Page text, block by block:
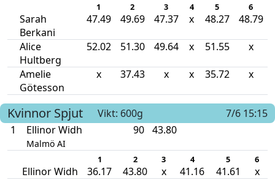
1 2 3 4 5 6
Sarah
Berkani
47.49 49.69 47.37 x 48.27 48.79
Alice
Hultberg
52.02 51.30 49.64 x 51.55 x
Amelie
Götesson
x 37.43 x x 35.72 x
Kvinnor Spjut Vikt: 600g
7/6 15:15
1
Ellinor Widh
Malmö AI
90 43.80
1 2 3 4 5 6
Ellinor Widh 36.17 43.80 x 41.16 41.61 x